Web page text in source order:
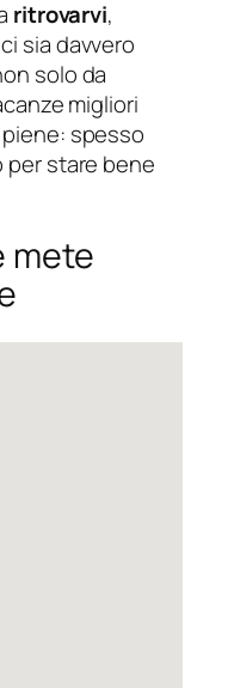
ritrovarvi,
sia davvero
solo da
migliori
spesso
per stare bene
mete